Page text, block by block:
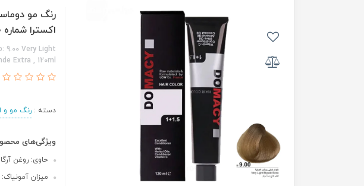
رنگ مو
اکسترا شماره 9.00 حجم 120 میلی لیتر
9.00 Very Light
Extra , 120ml
دسته :رنگ مو و
ویژگی‌های
حاوی: روغن
میزان